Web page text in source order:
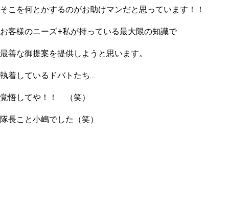
そこを何とかするのがお助けマンだと思っています！！
お客様のニーズ+私が持っている最大限の知識で
最善な御提案を提供しようと思います。
執着しているドバトたち…
覚悟してや！！ （笑）
隊長こと小嶋でした（笑）